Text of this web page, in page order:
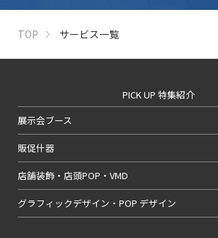
TOP サービス一覧
PICK UP 特集紹介
展示会ブース
販促什器
店舗装飾・店頭POP・VMD
グラフィックデザイン・POP デザイン